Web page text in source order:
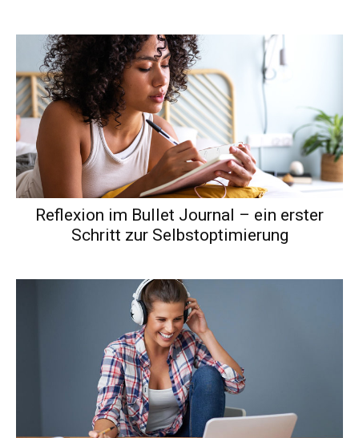
Reflexion im Bullet Journal – ein erster
Schritt zur Selbstoptimierung